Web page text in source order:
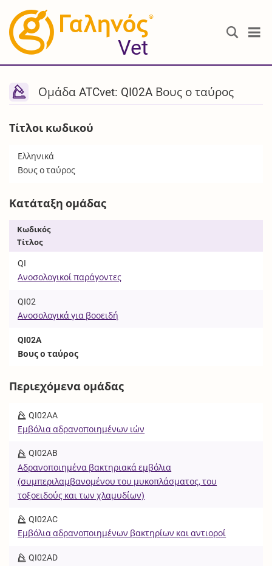
®
Vet
Ομάδα ATCvet: QI02A Βους ο ταύρος
Τίτλοι κωδικού
Ελληνικά
Βους ο ταύρος
Κατάταξη ομάδας
Κωδικός
Τίτλος
QI
Ανοσολογικοί παράγοντες
QI02
Ανοσολογικά για βοοειδή
QI02A
Βους ο ταύρος
Περιεχόμενα ομάδας
QI02AA
Εμβόλια αδρανοποιημένων ιών
QI02AB
Αδρανοποιημένα βακτηριακά εμβόλια
(συμπεριλαμβανομένου του μυκοπλάσματος, του
τοξοειδούς και των χλαμυδίων)
QI02AC
Εμβόλια αδρανοποιημένων βακτηρίων και αντιοροί
QI02AD